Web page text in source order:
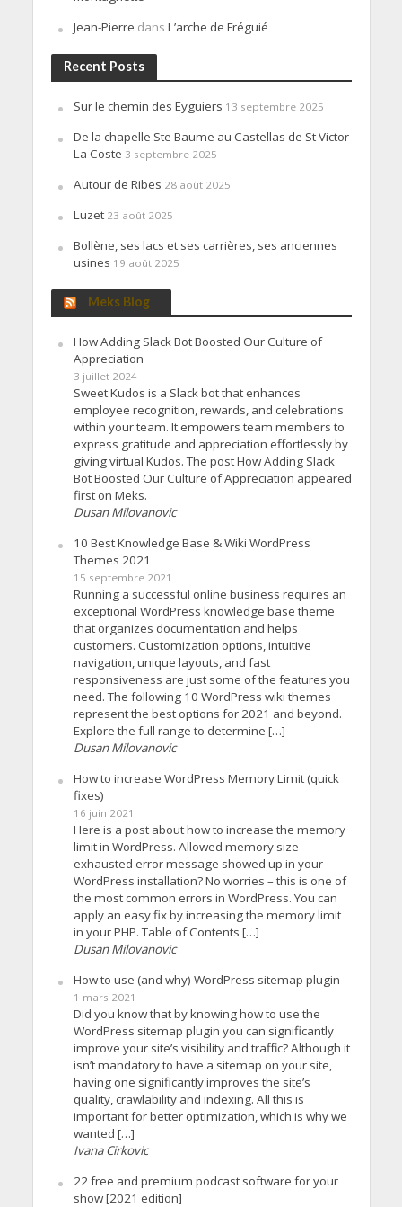
Jean-Pierre dans L’arche de Fréguié
Recent Posts
Sur le chemin des Eyguiers 13 septembre 2025
De la chapelle Ste Baume au Castellas de St Victor
La Coste 3 septembre 2025
Autour de Ribes 28 août 2025
Luzet 23 août 2025
Bollène, ses lacs et ses carrières, ses anciennes
usines 19 août 2025
Meks Blog
How Adding Slack Bot Boosted Our Culture of
Appreciation
3 juillet 2024
Sweet Kudos is a Slack bot that enhances
employee recognition, rewards, and celebrations
within your team. It empowers team members to
express gratitude and appreciation effortlessly by
giving virtual Kudos. The post How Adding Slack
Bot Boosted Our Culture of Appreciation appeared
first on Meks.
Dusan Milovanovic
10 Best Knowledge Base & Wiki WordPress
Themes 2021
15 septembre 2021
Running a successful online business requires an
exceptional WordPress knowledge base theme
that organizes documentation and helps
customers. Customization options, intuitive
navigation, unique layouts, and fast
responsiveness are just some of the features you
need. The following 10 WordPress wiki themes
represent the best options for 2021 and beyond.
Explore the full range to determine […]
Dusan Milovanovic
How to increase WordPress Memory Limit (quick
fixes)
16 juin 2021
Here is a post about how to increase the memory
limit in WordPress. Allowed memory size
exhausted error message showed up in your
WordPress installation? No worries – this is one of
the most common errors in WordPress. You can
apply an easy fix by increasing the memory limit
in your PHP. Table of Contents […]
Dusan Milovanovic
How to use (and why) WordPress sitemap plugin
1 mars 2021
Did you know that by knowing how to use the
WordPress sitemap plugin you can significantly
improve your site’s visibility and traffic? Although it
isn’t mandatory to have a sitemap on your site,
having one significantly improves the site’s
quality, crawlability and indexing. All this is
important for better optimization, which is why we
wanted […]
Ivana Cirkovic
22 free and premium podcast software for your
show [2021 edition]